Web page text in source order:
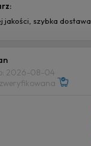
szybka dostawa.
2026-08-04